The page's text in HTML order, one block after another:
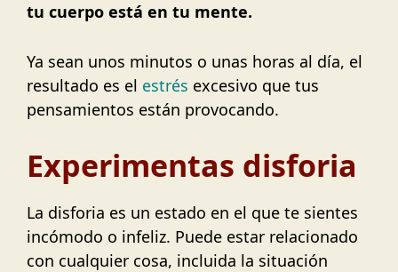
tu cuerpo está en tu mente.
Ya sean unos minutos o unas horas al día, el
resultado es el estrés excesivo que tus
pensamientos están provocando.
Experimentas disforia
La disforia es un estado en el que te sientes
incómodo o infeliz. Puede estar relacionado
con cualquier cosa, incluida la situación